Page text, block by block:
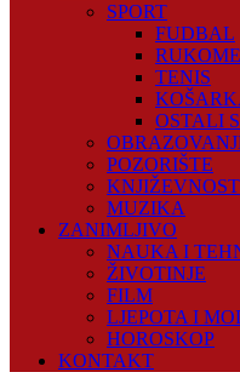
SPORT
FUDBAL
TENIS
OSTALI
POZORIŠTE
KNJIŽEVNOST
MUZIKA
ZANIMLJIVO
NAUKA I
ŽIVOTINJE
FILM
LJEPOTA I
HOROSKOP
KONTAKT